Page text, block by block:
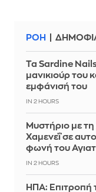
ΡΟΗ
Τα Sardine Nails
μανικιούρ του
εμφάνισή του
IN 2 HOURS
Μυστήριο με
Χαμενεΐ σε
φωνή του
IN 2 HOURS
ΗΠΑ: Επιτροπή